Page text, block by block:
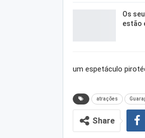
Os
estão
um espetáculo
atrações
Share